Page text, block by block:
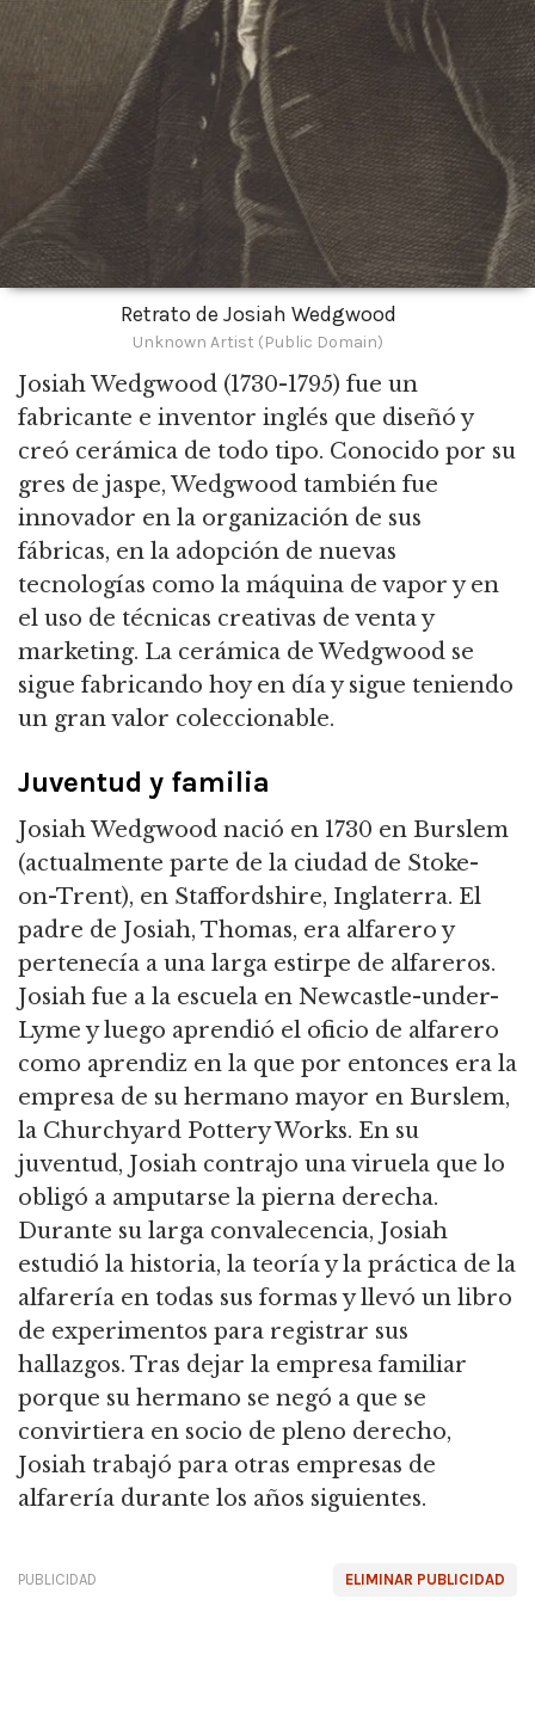
Retrato de Josiah Wedgwood
Unknown Artist (Public Domain)
Josiah Wedgwood (1730-1795) fue un
fabricante e inventor inglés que diseñó y
creó cerámica de todo tipo. Conocido por su
gres de jaspe, Wedgwood también fue
innovador en la organización de sus
fábricas, en la adopción de nuevas
tecnologías como la máquina de vapor y en
el uso de técnicas creativas de venta y
marketing. La cerámica de Wedgwood se
sigue fabricando hoy en día y sigue teniendo
un gran valor coleccionable.
Juventud y familia
Josiah Wedgwood nació en 1730 en Burslem
(actualmente parte de la ciudad de Stoke-
on-Trent), en Staffordshire, Inglaterra. El
padre de Josiah, Thomas, era alfarero y
pertenecía a una larga estirpe de alfareros.
Josiah fue a la escuela en Newcastle-under-
Lyme y luego aprendió el oficio de alfarero
como aprendiz en la que por entonces era la
empresa de su hermano mayor en Burslem,
la Churchyard Pottery Works. En su
juventud, Josiah contrajo una viruela que lo
obligó a amputarse la pierna derecha.
Durante su larga convalecencia, Josiah
estudió la historia, la teoría y la práctica de la
alfarería en todas sus formas y llevó un libro
de experimentos para registrar sus
hallazgos. Tras dejar la empresa familiar
porque su hermano se negó a que se
convirtiera en socio de pleno derecho,
Josiah trabajó para otras empresas de
alfarería durante los años siguientes.
ELIMINAR PUBLICIDAD
PUBLICIDAD